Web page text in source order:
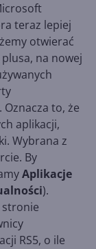
teraz lepiej
otwierać
na nowej
to, że
aplikacji,
Wybrana z
By
Aplikacje
).
stronie
RS5, o ile